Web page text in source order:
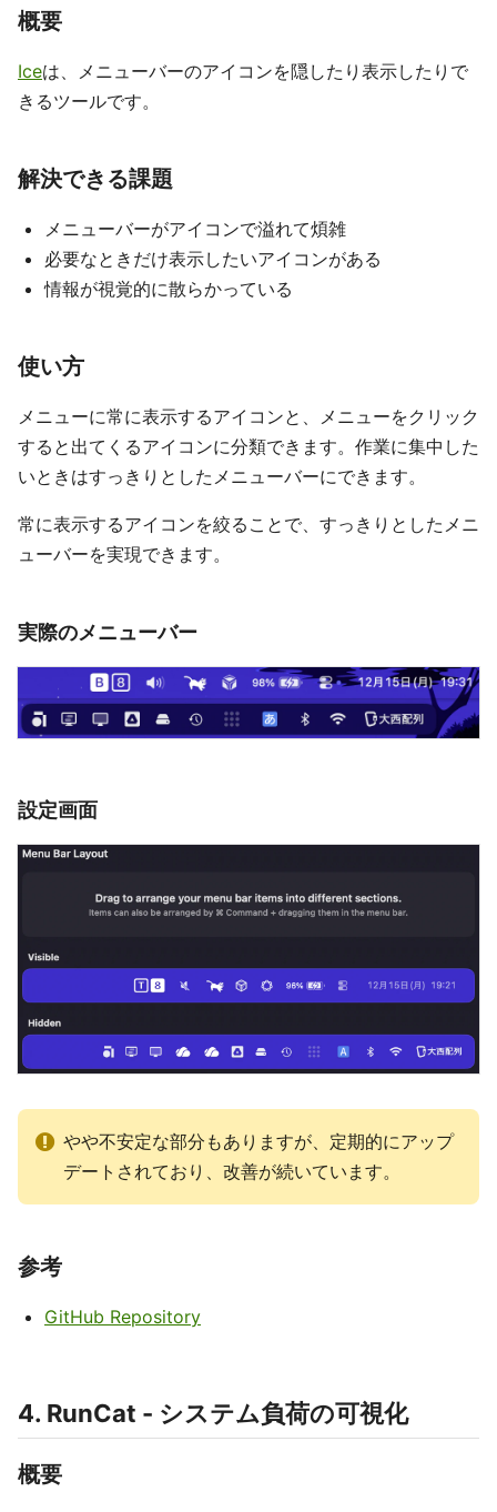
概要
Iceは、メニューバーのアイコンを隠したり表示したりで
きるツールです。
解決できる課題
メニューバーがアイコンで溢れて煩雑
必要なときだけ表示したいアイコンがある
情報が視覚的に散らかっている
使い方
メニューに常に表示するアイコンと、メニューをクリック
すると出てくるアイコンに分類できます。作業に集中した
いときはすっきりとしたメニューバーにできます。
常に表示するアイコンを絞ることで、すっきりとしたメニ
ューバーを実現できます。
実際のメニューバー
設定画面
やや不安定な部分もありますが、定期的にアップ
デートされており、改善が続いています。
参考
GitHub Repository
4. RunCat - システム負荷の可視化
概要